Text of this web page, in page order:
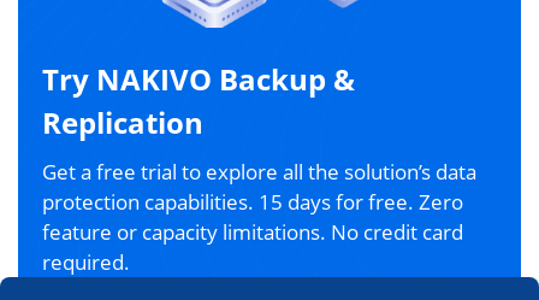
Try NAKIVO Backup &
Replication
Get a free trial to explore all the solution’s data
protection capabilities. 15 days for free. Zero
feature or capacity limitations. No credit card
required.